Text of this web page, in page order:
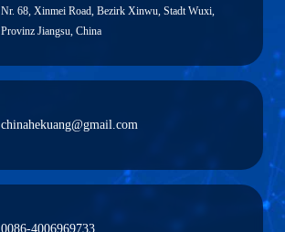
Nr. 68, Xinmei Road, Bezirk Xinwu, Stadt Wuxi,
Provinz Jiangsu, China
chinahekuang@gmail.com
0086-4006969733